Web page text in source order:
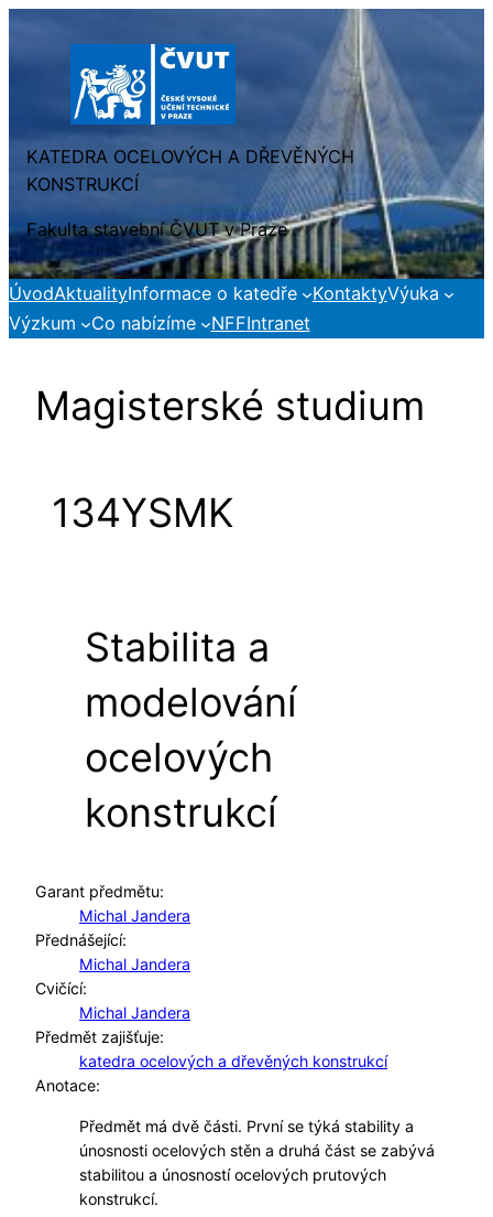
KATEDRA OCELOVÝCH A DŘEVĚNÝCH
KONSTRUKCÍ
Fakulta stavební ČVUT v Praze
ÚvodAktualityInformace o katedře KontaktyVýuka
Výzkum
Co nabízíme NFFIntranet
Magisterské studium
134YSMK
Stabilita a
modelování
ocelových
konstrukcí
Garant předmětu:
Michal Jandera
Přednášející:
Michal Jandera
Cvičící:
Michal Jandera
Předmět zajišťuje:
katedra ocelových a dřevěných konstrukcí
Anotace:
Předmět má dvě části. První se týká stability a
únosnosti ocelových stěn a druhá část se zabývá
stabilitou a únosností ocelových prutových
konstrukcí.